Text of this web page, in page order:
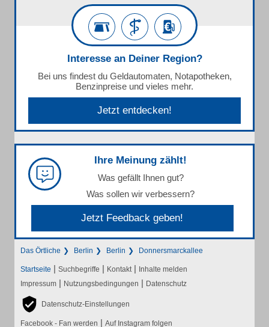
Interesse an Deiner Region?
Bei uns findest du Geldautomaten, Notapotheken,
Benzinpreise und vieles mehr.
Jetzt entdecken!
Ihre Meinung zählt!
Was gefällt Ihnen gut?
Was sollen wir verbessern?
Jetzt Feedback geben!
Das Örtliche Berlin Berlin Donnersmarckallee
Startseite | Suchbegriffe | Kontakt | Inhalte melden
Impressum | Nutzungsbedingungen | Datenschutz
Datenschutz-Einstellungen
Facebook - Fan werden | Auf Instagram folgen